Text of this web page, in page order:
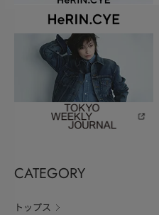
CATEGORY
トップス